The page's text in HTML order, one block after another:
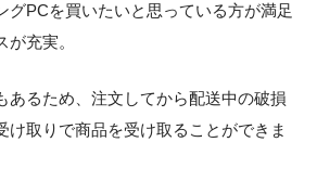
グPCを買いたいと思っている方が満足
充実。
あるため、注文してから配送中の破損
け取りで商品を受け取ることができま